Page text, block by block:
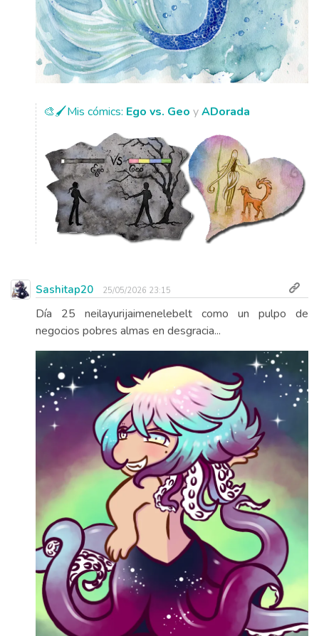
🎨🖌️Mis cómics: Ego vs. Geo yADorada
Sashitap20 25/05/2026 23:15
Día 25 neilayurijaimenelebelt como un pulpo de
negocios pobres almas en desgracia...